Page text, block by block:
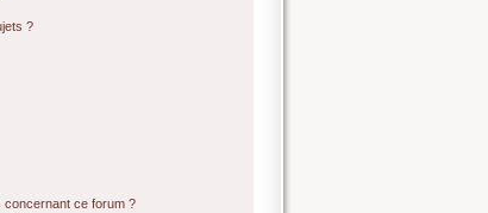
?
concernant ce forum ?